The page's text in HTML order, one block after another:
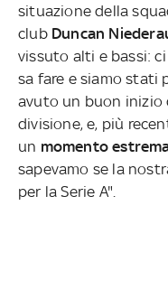
situazione della
club Duncan
vissuto alti e bassi:
sa fare e siamo stati
avuto un buon inizio
divisione, e, più
un momento
sapevamo se la
per la Serie A".